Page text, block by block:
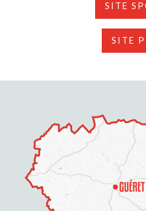
SITE
SITE